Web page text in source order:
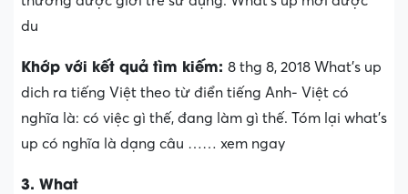
du
Khớp với kết quả tìm kiếm: 8 thg 8, 2018 What’s up
dich ra tiếng Việt theo từ điển tiếng Anh- Việt có
nghĩa là: có việc gì thế, đang làm gì thế. Tóm lại what’s
up có nghĩa là dạng câu …… xem ngay
3. What